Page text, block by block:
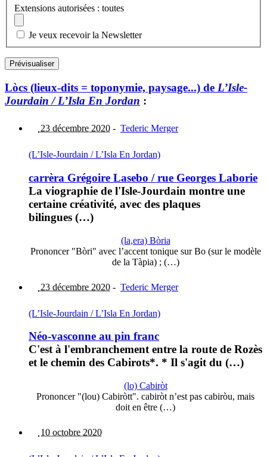
Extensions autorisées : toutes
Je veux recevoir la Newsletter
Lòcs (lieux-dits = toponymie, paysage...) de L’Isle-
Jourdain / L’Isla En Jordan :
23 décembre 2020 - Tederic Merger
(L’Isle-Jourdain / L’Isla En Jordan)
carrèra Grégoire Lasebo / rue Georges Laborie
La viographie de l'Isle-Jourdain montre une
certaine créativité, avec des plaques
bilingues (…)
(la,era) Bòria
Prononcer "Bòri" avec l’accent tonique sur Bo (sur le modèle
de la Tàpia) ; (…)
23 décembre 2020 - Tederic Merger
(L’Isle-Jourdain / L’Isla En Jordan)
Néo-vasconne au pin franc
C'est à l'embranchement entre la route de Rozès
et le chemin des Cabirots*. * Il s'agit du (…)
(lo) Cabiròt
Prononcer "(lou) Cabiròtt". cabiròt n’est pas cabiròu, mais
doit en être (…)
10 octobre 2020